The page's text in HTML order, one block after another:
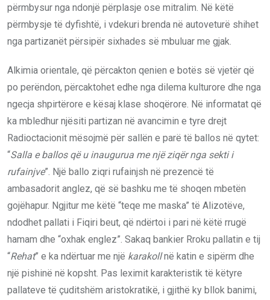
përmbysur nga ndonjë përplasje ose mitralim. Në këtë
përmbysje të dyfishtë, i vdekuri brenda në autoveturë shihet
nga partizanët përsipër sixhades së mbuluar me gjak.
Alkimia orientale, që përcakton qenien e botës së vjetër që
po perëndon, përcaktohet edhe nga dilema kulturore dhe nga
ngecja shpirtërore e kësaj klase shoqërore. Në informatat që
ka mbledhur njësiti partizan në avancimin e tyre drejt
Radioctacionit mësojmë për sallën e parë të ballos në qytet:
“Salla e ballos që u inaugurua me një ziqër nga sekti i
rufainjve”. Një ballo ziqri rufainjsh në prezencë të
ambasadorit anglez, që së bashku me të shoqen mbetën
gojëhapur. Ngjitur me këtë “teqe me maska” të Alizotëve,
ndodhet pallati i Fiqiri beut, që ndërtoi i pari në këtë rrugë
hamam dhe “oxhak englez”. Sakaq bankier Rroku pallatin e tij
“Rehat” e ka ndërtuar me një karakollnë katin e sipërm dhe
një pishinë në kopsht. Pas leximit karakteristik të këtyre
pallateve të çuditshëm aristokratikë, i gjithë ky bllok banimi,